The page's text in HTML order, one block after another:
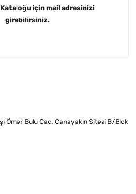
için mail adresinizi
girebilirsiniz.
Ömer Bulu Cad. Canayakın Sitesi B/Blok